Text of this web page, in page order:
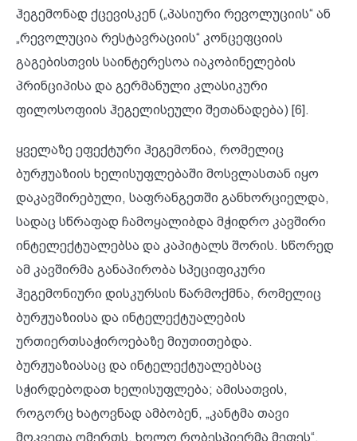
ჰეგემონად ქცევისკენ („პასიური რევოლუციის“ ან
„რევოლუცია რესტავრაციის“ კონცეფციის
გაგებისთვის საინტერესოა იაკობინელების
პრინციპისა და გერმანული კლასიკური
ფილოსოფიის ჰეგელისეული შეთანადება) [6].
ყველაზე ეფექტური ჰეგემონია, რომელიც
ბურჟუაზიის ხელისუფლებაში მოსვლასთან იყო
დაკავშირებული, საფრანგეთში განხორციელდა,
სადაც სწრაფად ჩამოყალიბდა მჭიდრო კავშირი
ინტელექტუალებსა და კაპიტალს შორის. სწორედ
ამ კავშირმა განაპირობა სპეციფიკური
ჰეგემონიური დისკურსის წარმოქმნა, რომელიც
ბურჟუაზიისა და ინტელექტუალების
ურთიერთსაჭიროებაზე მიუთითებდა.
ბურჟუაზიასაც და ინტელექტუალებსაც
სჭირდებოდათ ხელისუფლება; ამისათვის,
როგორც ხატოვნად ამბობენ, „კანტმა თავი
მოკვეთა ღმერთს, ხოლო რობესპიერმა მეფეს“.